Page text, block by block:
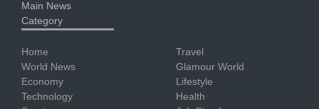
Main News
Category
Home
World News
Economy
Technology
Travel
Glamour World
Lifestyle
Health